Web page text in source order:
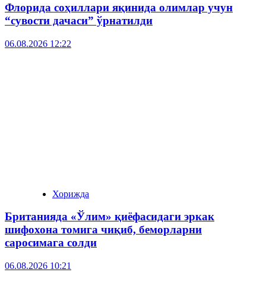
Флорида соҳиллари яқинида олимлар учун
“сувости дачаси” ўрнатилди
06.08.2026 12:22
Хорижда
Британияда «Ўлим» қиёфасидаги эркак
шифохона томига чиқиб, беморларни
саросимага солди
06.08.2026 10:21